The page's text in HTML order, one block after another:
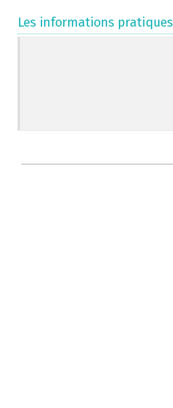
Les informations pratiques